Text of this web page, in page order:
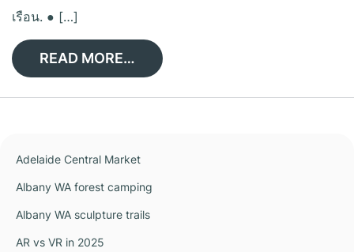
เรือน. ● […]
READ MORE…
Adelaide Central Market
Albany WA forest camping
Albany WA sculpture trails
AR vs VR in 2025